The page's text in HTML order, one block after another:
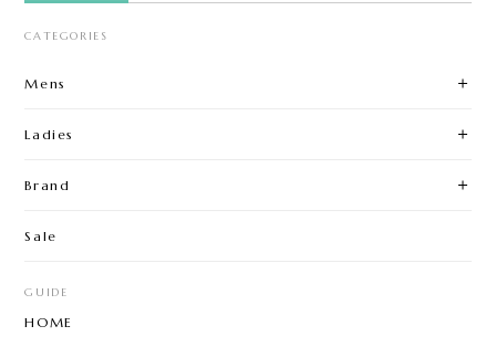
CATEGORIES
Mens
Ladies
Brand
Sale
GUIDE
HOME